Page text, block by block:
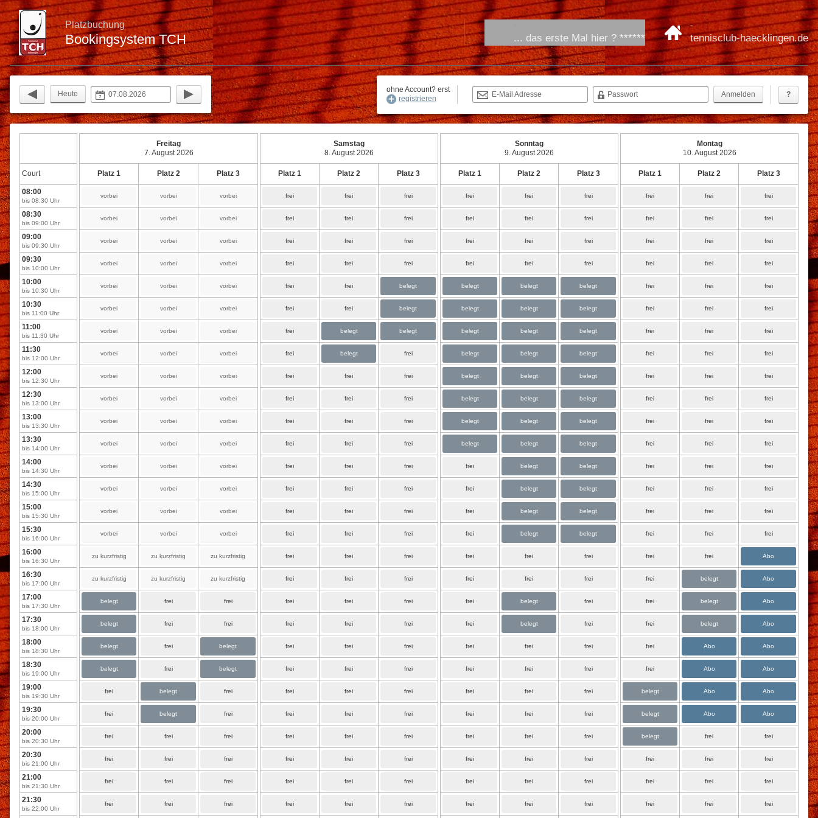
Platzbuchung
Bookingsystem TCH
-
tennisclub-haecklingen.de
... das erste Mal hier ? ******
Heute
ohne Account? erst
registrieren
E-Mail Adresse Passwort ?
Court
08:00
bis 08:30 Uhr
08:30
bis 09:00 Uhr
09:00
bis 09:30 Uhr
09:30
bis 10:00 Uhr
10:00
bis 10:30 Uhr
10:30
bis 11:00 Uhr
11:00
bis 11:30 Uhr
11:30
bis 12:00 Uhr
12:00
bis 12:30 Uhr
12:30
bis 13:00 Uhr
13:00
bis 13:30 Uhr
13:30
bis 14:00 Uhr
14:00
bis 14:30 Uhr
14:30
bis 15:00 Uhr
15:00
bis 15:30 Uhr
15:30
bis 16:00 Uhr
16:00
bis 16:30 Uhr
16:30
bis 17:00 Uhr
17:00
bis 17:30 Uhr
17:30
bis 18:00 Uhr
18:00
bis 18:30 Uhr
18:30
bis 19:00 Uhr
19:00
bis 19:30 Uhr
19:30
bis 20:00 Uhr
20:00
bis 20:30 Uhr
20:30
bis 21:00 Uhr
21:00
bis 21:30 Uhr
21:30
bis 22:00 Uhr
Freitag
7. August 2026
Platz 1 Platz 2 Platz 3
vorbei vorbei vorbei
vorbei vorbei vorbei
vorbei vorbei vorbei
vorbei vorbei vorbei
vorbei vorbei vorbei
vorbei vorbei vorbei
vorbei vorbei vorbei
vorbei vorbei vorbei
vorbei vorbei vorbei
vorbei vorbei vorbei
vorbei vorbei vorbei
vorbei vorbei vorbei
vorbei vorbei vorbei
vorbei vorbei vorbei
vorbei vorbei vorbei
vorbei vorbei vorbei
zu kurzfristig zu kurzfristig zu kurzfristig
zu kurzfristig zu kurzfristig zu kurzfristig
belegt frei frei
belegt frei frei
belegt frei belegt
belegt frei belegt
frei belegt frei
frei belegt frei
frei frei frei
frei frei frei
frei frei frei
frei frei frei
Samstag
8. August 2026
Platz 1 Platz 2 Platz 3
frei frei frei
frei frei frei
frei frei frei
frei frei frei
frei frei belegt
frei frei belegt
frei belegt belegt
frei belegt frei
frei frei frei
frei frei frei
frei frei frei
frei frei frei
frei frei frei
frei frei frei
frei frei frei
frei frei frei
frei frei frei
frei frei frei
frei frei frei
frei frei frei
frei frei frei
frei frei frei
frei frei frei
frei frei frei
frei frei frei
frei frei frei
frei frei frei
frei frei frei
Sonntag
9. August 2026
Platz 1 Platz 2 Platz 3
frei frei frei
frei frei frei
frei frei frei
frei frei frei
belegt belegt belegt
belegt belegt belegt
belegt belegt belegt
belegt belegt belegt
belegt belegt belegt
belegt belegt belegt
belegt belegt belegt
belegt belegt belegt
frei belegt belegt
frei belegt belegt
frei belegt belegt
frei belegt belegt
frei frei frei
frei frei frei
frei belegt frei
frei belegt frei
frei frei frei
frei frei frei
frei frei frei
frei frei frei
frei frei frei
frei frei frei
frei frei frei
frei frei frei
Montag
10. August 2026
Platz 1 Platz 2 Platz 3
frei frei frei
frei frei frei
frei frei frei
frei frei frei
frei frei frei
frei frei frei
frei frei frei
frei frei frei
frei frei frei
frei frei frei
frei frei frei
frei frei frei
frei frei frei
frei frei frei
frei frei frei
frei frei frei
frei frei Abo
frei belegt Abo
frei belegt Abo
frei belegt Abo
frei Abo Abo
frei Abo Abo
belegt Abo Abo
belegt Abo Abo
belegt frei frei
frei frei frei
frei frei frei
frei frei frei